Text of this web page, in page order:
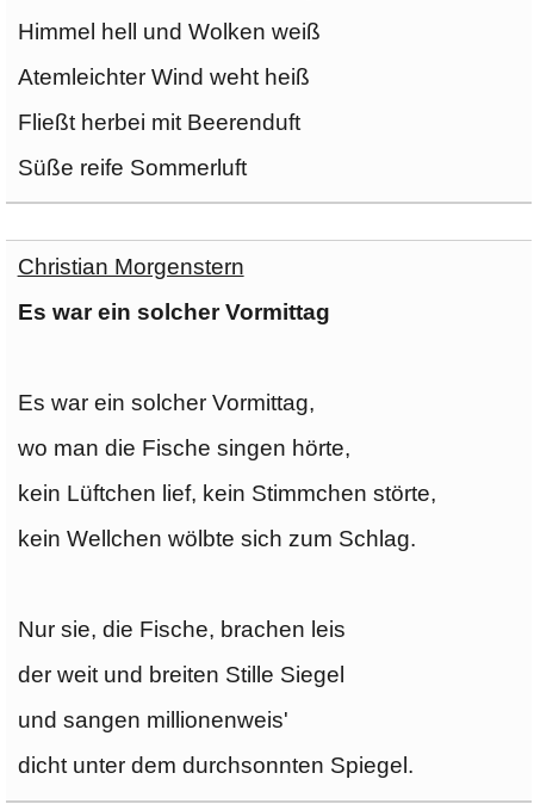
Himmel hell und Wolken weiß
Atemleichter Wind weht heiß
Fließt herbei mit Beerenduft
Süße reife Sommerluft
Christian Morgenstern
Es war ein solcher Vormittag
Es war ein solcher Vormittag,
wo man die Fische singen hörte,
kein Lüftchen lief, kein Stimmchen störte,
kein Wellchen wölbte sich zum Schlag.
Nur sie, die Fische, brachen leis
der weit und breiten Stille Siegel
und sangen millionenweis'
dicht unter dem durchsonnten Spiegel.